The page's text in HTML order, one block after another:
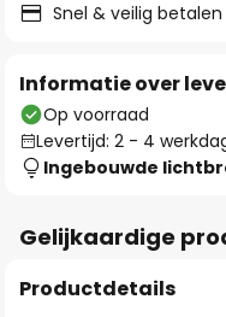
Snel & veilig betalen
Informatie over
Op voorraad
Levertijd: 2 - 4
Ingebouwde
Gelijkaardige
Productdetails